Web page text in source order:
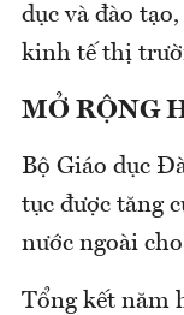
dục và đào
kinh tế thị
MỞ RỘNG
Bộ Giáo dục
tục được tăng
nước ngoài
Tổng kết năm